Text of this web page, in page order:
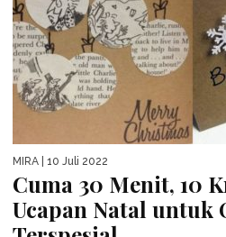
MIRA | 10 Juli 2022
Cuma 30 Menit, 10
Ucapan Natal untuk